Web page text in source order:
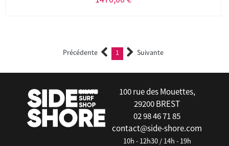
Précédente 1 (current)Suivante
100 rue des Mouettes,
29200 BREST
02 98 46 71 85
contact@side-shore.com
10h - 12h30 / 14h - 19h